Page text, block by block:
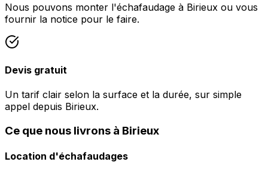
Nous pouvons monter l'échafaudage à Birieux ou vous
fournir la notice pour le faire.
Devis gratuit
Un tarif clair selon la surface et la durée, sur simple
appel depuis Birieux.
Ce que nous livrons à Birieux
Location d'échafaudages